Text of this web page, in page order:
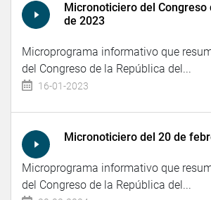
Micronoticiero del Congreso
de 2023
Microprograma informativo que
del Congreso de la República del...
16-01-2023
Micronoticiero del 20 de
Microprograma informativo que
del Congreso de la República del...